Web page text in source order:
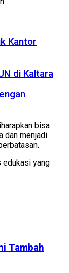
Kantor
di Kaltara
bisa
dan menjadi
edukasi yang
Tambah